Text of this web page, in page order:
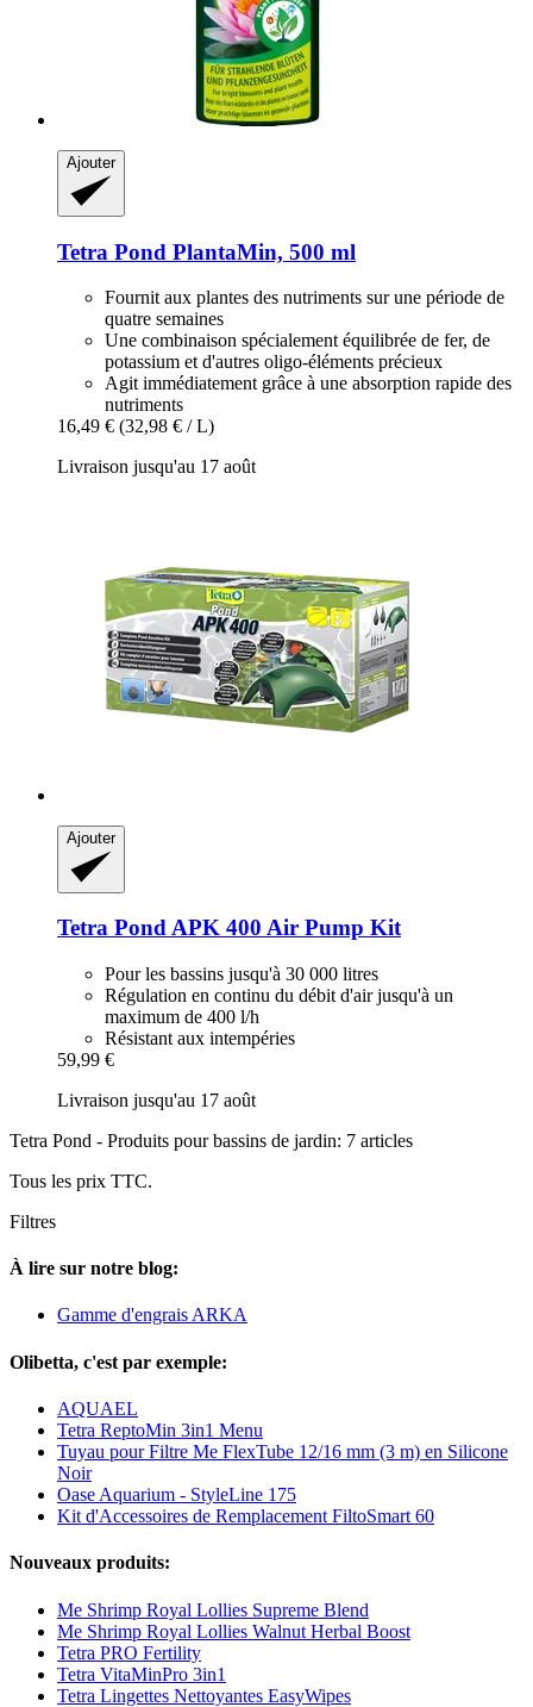
Ajouter
Tetra Pond PlantaMin, 500 ml
Fournit aux plantes des nutriments sur une période de
quatre semaines
Une combinaison spécialement équilibrée de fer, de
potassium et d'autres oligo-éléments précieux
Agit immédiatement grâce à une absorption rapide des
nutriments
16,49 € (32,98 € / L)
Livraison jusqu'au 17 août
Ajouter
Tetra Pond APK 400 Air Pump Kit
Pour les bassins jusqu'à 30 000 litres
Régulation en continu du débit d'air jusqu'à un
maximum de 400 l/h
Résistant aux intempéries
59,99 €
Livraison jusqu'au 17 août
Tetra Pond - Produits pour bassins de jardin: 7 articles
Tous les prix TTC.
Filtres
À lire sur notre blog:
Gamme d'engrais ARKA
Olibetta, c'est par exemple:
AQUAEL
Tetra ReptoMin 3in1 Menu
Tuyau pour Filtre Me FlexTube 12/16 mm (3 m) en Silicone
Noir
Oase Aquarium - StyleLine 175
Kit d'Accessoires de Remplacement FiltoSmart 60
Nouveaux produits:
Me Shrimp Royal Lollies Supreme Blend
Me Shrimp Royal Lollies Walnut Herbal Boost
Tetra PRO Fertility
Tetra VitaMinPro 3in1
Tetra Lingettes Nettoyantes EasyWipes